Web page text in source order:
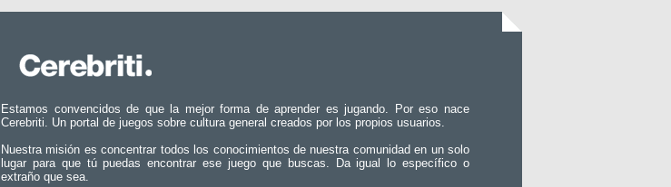
Estamos convencidos de que la mejor forma de aprender es jugando. Por eso nace
Cerebriti. Un portal de juegos sobre cultura general creados por los propios usuarios.
Nuestra misión es concentrar todos los conocimientos de nuestra comunidad en un solo
lugar para que tú puedas encontrar ese juego que buscas. Da igual lo específico o
extraño que sea.